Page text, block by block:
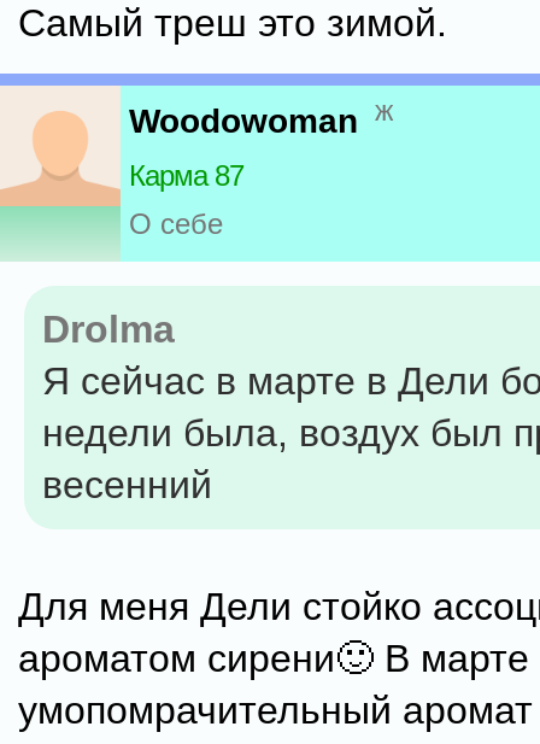
Самый треш это зимой.
Woodowoman ж
Карма 87
О себе
Drolma
Я сейчас в марте в Дели
недели была, воздух был
весенний
Для меня Дели стойко
ароматом сирени🙂 В марте
умопомрачительный аромат